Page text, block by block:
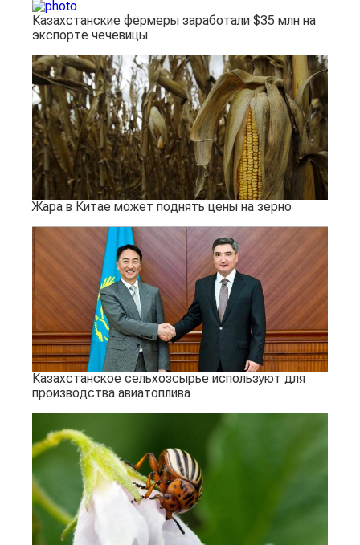
Казахстанские фермеры заработали $35 млн на
экспорте чечевицы
Жара в Китае может поднять цены на зерно
Казахстанское сельхозсырье используют для
производства авиатоплива